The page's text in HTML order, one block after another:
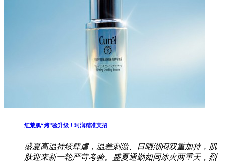
红荒肌“烤”验升级！珂润精准支招
盛夏高温持续肆虐，温差刺激、日晒潮闷双重加持，肌
肤迎来新一轮严苛考验。盛夏通勤如同冰火两重天，烈